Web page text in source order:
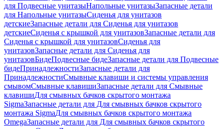
для Подвесные унитазыНапольные унитазыЗапасные детали
для Напольные унитазыСиденья для унитазов
детскиеЗапасные детали для Сиденья для унитазов
детскиеСиденья с крышкой для унитазовЗапасные детали для
Сиденья с крышкой для унитазовСиденья для
унитазовЗапасные детали для Сиденья для
унитазовБидеПодвесные бидеЗапасные детали для Подвесные
бидеПринадлежностиЗапасные детали для
ПринадлежностиСмывные клавиши и системы управления
смывомСмывные клавишиЗапасные детали для Смывные
клавишиДля смывных бачков скрытого монтажа
SigmaЗапасные детали для Для смывных бачков скрытого
монтажа SigmaДля смывных бачков скрытого монтажа
OmegaЗапасные детали для Для смывных бачков скрытого